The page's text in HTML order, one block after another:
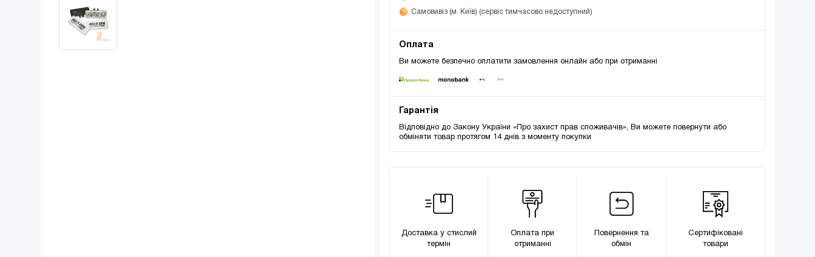
Самовивіз (м. Київ) (сервіс тимчасово недоступний)
Оплата
Ви можете безпечно оплатити замовлення онлайн або при отриманні
Гарантія
Відповідно до Закону України «Про захист прав споживачів», Ви можете повернути або
обміняти товар протягом 14 днів з моменту покупки
Доставка у стислий
термін
Оплата при
отриманні
Повернення та
обмін
Сертифіковані
товари